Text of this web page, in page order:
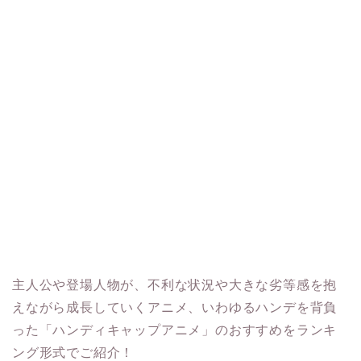
主人公や登場人物が、不利な状況や大きな劣等感を抱
えながら成長していくアニメ、いわゆるハンデを背負
った「ハンディキャップアニメ」のおすすめをランキ
ング形式でご紹介！